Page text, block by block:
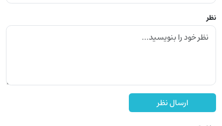
نظر
ارسال نظر